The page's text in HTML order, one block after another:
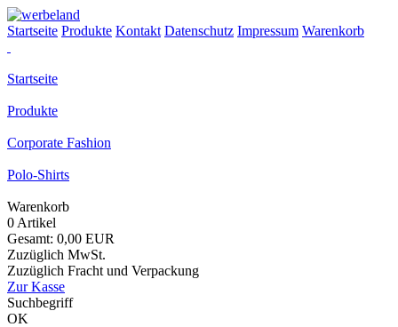
Startseite Produkte Kontakt Datenschutz Impressum Warenkorb
Startseite
Produkte
Corporate Fashion
Polo-Shirts
Warenkorb
0 Artikel
Gesamt: 0,00 EUR
Zuzüglich MwSt.
Zuzüglich Fracht und Verpackung
Zur Kasse
Suchbegriff
OK